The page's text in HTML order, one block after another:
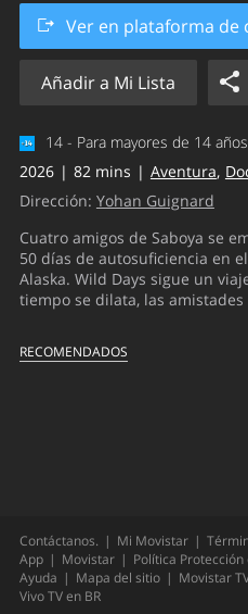
Ver en plataforma de
Añadir a Mi Lista
14 - Para mayores de 14 años
2026
82 mins Aventura
Dirección: Yohan Guignard
Cuatro amigos de Saboya se
50 días de autosuficiencia en
Alaska. Wild Days sigue un
tiempo se dilata, las
RECOMENDADOS
Contáctanos. Mi Movistar
App
Movistar Política Protección
Ayuda
Mapa del sitio Movistar
Vivo TV en BR